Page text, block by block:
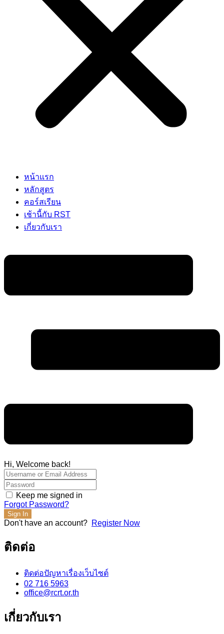
หน้าแรก
หลักสูตร
คอร์สเรียน
เช้านี้กับ RST
เกี่ยวกับเรา
Hi, Welcome back!
Keep me signed in
Forgot Password?
Sign In
Don't have an account? Register Now
ติดต่อ
ติดต่อปัญหาเรื่องเว็บไซต์
02 716 5963
office@rcrt.or.th
เกี่ยวกับเรา